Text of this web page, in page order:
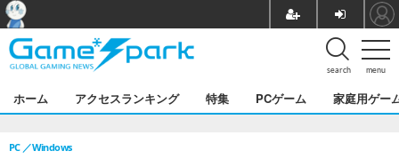
menu
search
ホーム アクセスランキング 特集 PCゲーム 家庭用ゲー
PC Windows